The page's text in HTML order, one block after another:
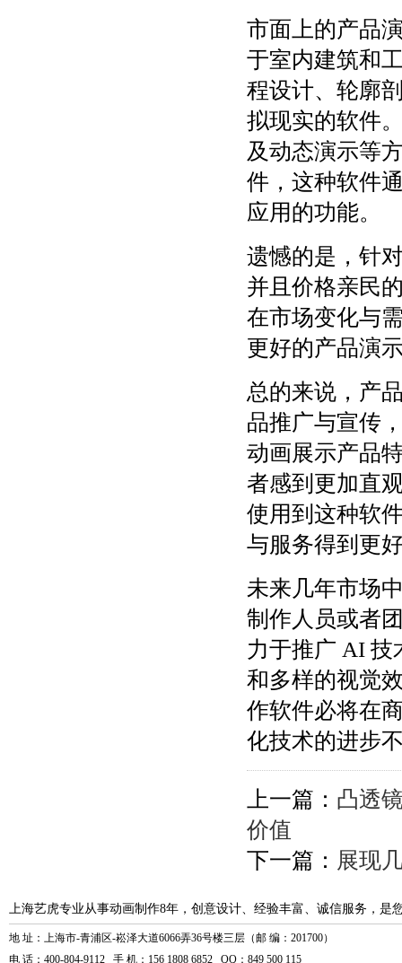
市面上的产品
于室内建筑和
程设计、轮廓
拟现实的软件
及动态演示等
件，这种软件
应用的功能。
遗憾的是，针
并且价格亲民
在市场变化与
更好的产品演
总的来说，产
品推广与宣传
动画展示产品
者感到更加直
使用到这种软
与服务得到更
未来几年市场
制作人员或者
力于推广 AI 技
和多样的视觉
作软件必将在
化技术的进步
上一篇： 凸透
价值
下一篇： 展现
上海艺虎专业从事动画制作8年，创意设计、经验丰富、诚信服务，是
地 址：上海市-青浦区-崧泽大道6066弄36号楼三层（邮 编：201700）
电 话：400-804-9112 手 机：156 1808 6852 QQ：849 500 115